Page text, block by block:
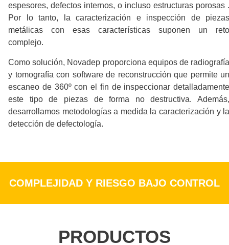
espesores, defectos internos, o incluso estructuras porosas
Por lo tanto, la caracterización e inspección de
metálicas con esas características suponen un
complejo.
Como solución, Novadep proporciona equipos de
y tomografía con software de reconstrucción que permite
escaneo de 360º con el fin de inspeccionar
este tipo de piezas de forma no destructiva.
desarrollamos metodologías a medida la caracterización y
detección de defectología.
COMPLEJIDAD Y RIESGO BAJO CONTROL
PRODUCTOS